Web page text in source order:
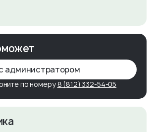
администратором
по номеру 8 (812) 332-54-05